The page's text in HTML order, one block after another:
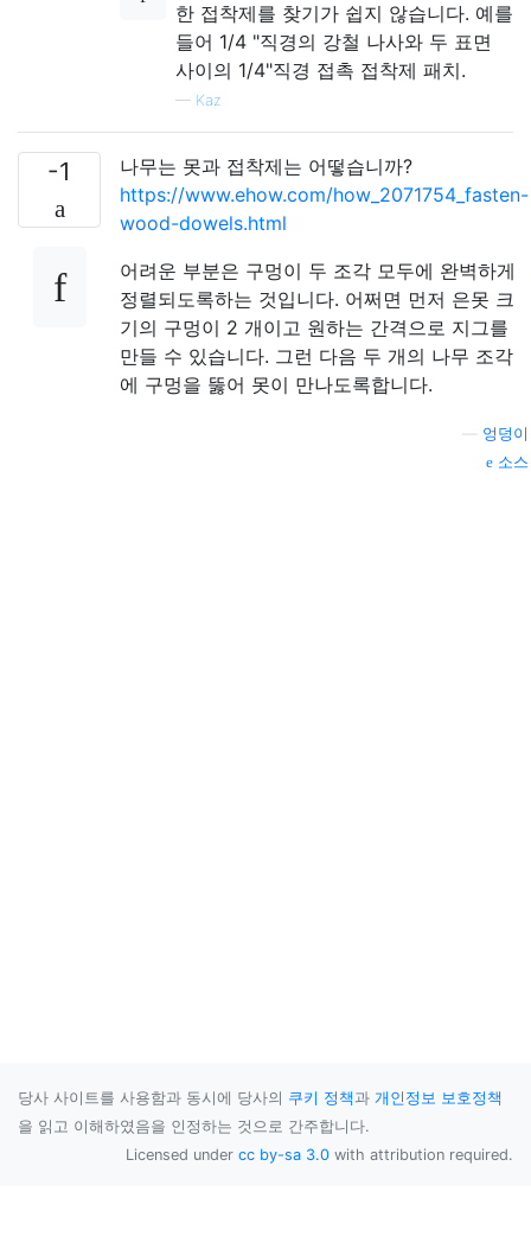
한 접착제를 찾기가 쉽지 않습니다. 예를
들어 1/4 "직경의 강철 나사와 두 표면
사이의 1/4"직경 접촉 접착제 패치.
— Kaz
-1
나무는 못과 접착제는 어떻습니까?
https://www.ehow.com/how_2071754_fasten-
wood-dowels.html
어려운 부분은 구멍이 두 조각 모두에 완벽하게
정렬되도록하는 것입니다. 어쩌면 먼저 은못 크
기의 구멍이 2 개이고 원하는 간격으로 지그를
만들 수 있습니다. 그런 다음 두 개의 나무 조각
에 구멍을 뚫어 못이 만나도록합니다.
엉덩이
소스
당사 사이트를 사용함과 동시에 당사의 쿠키 정책과 개인정보 보호정책
을 읽고 이해하였음을 인정하는 것으로 간주합니다.
Licensed under cc by-sa 3.0 with attribution required.